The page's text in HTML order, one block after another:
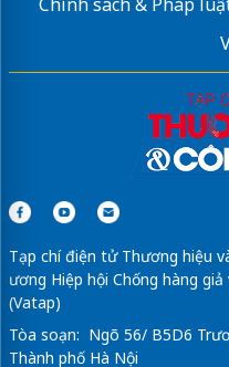
Tạp chí điện tử Thương hiệu
ương Hiệp hội Chống hàng
(Vatap)
Tòa soạn: Ngõ 56/ B5D6
Thành phố Hà Nội